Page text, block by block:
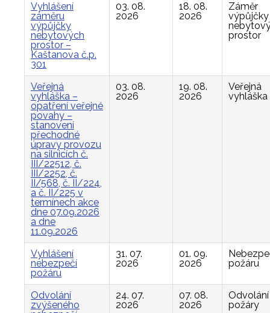
Vyhlášení
záměru
výpůjčky
nebytových
prostor –
Kaštanova č.p.
301
03. 08.
2026
18. 08.
2026
Záměr
výpůjčky
prostor
Veřejná
vyhláška –
opatření veřejné
povahy –
stanovení
přechodné
úpravy provozu
na silnicích č.
III/22512, č.
III/2252, č.
II/568, č. II/224,
a č. II/225 v
termínech akce
dne 07.09.2026
a dne
11.09.2026
03. 08.
2026
19. 08.
2026
Veřejná
vyhláška
Vyhlášení
nebezpečí
požáru
31. 07.
2026
01. 09.
2026
požáru
Odvolání
zvýšeného
24. 07.
2026
07. 08.
2026
Odvolání
požáry